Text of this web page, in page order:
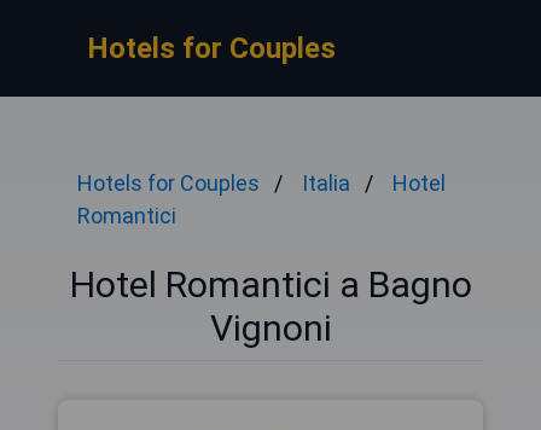
Hotels for Couples
Hotels for Couples Italia
Hotel
Romantici
Hotel Romantici a Bagno
Vignoni